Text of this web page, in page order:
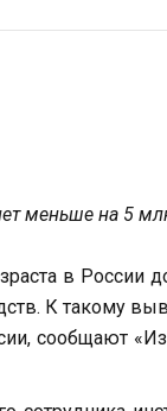
меньше на 5
в России
К такому
сообщают